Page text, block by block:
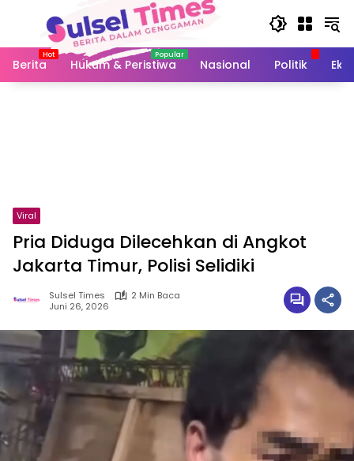
Berita
Hukum & Peristiwa Nasional Politik
Viral
Pria Diduga Dilecehkan di Angkot
Jakarta Timur, Polisi Selidiki
Sulsel Times
2 Min Baca
Juni 26, 2026